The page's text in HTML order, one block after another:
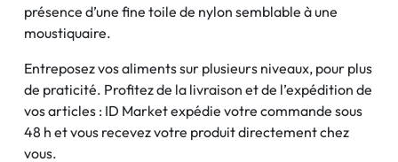
présence d’une fine toile de nylon semblable à une
moustiquaire.
Entreposez vos aliments sur plusieurs niveaux, pour plus
de praticité. Profitez de la livraison et de l’expédition de
vos articles : ID Market expédie votre commande sous
48 h et vous recevez votre produit directement chez
vous.